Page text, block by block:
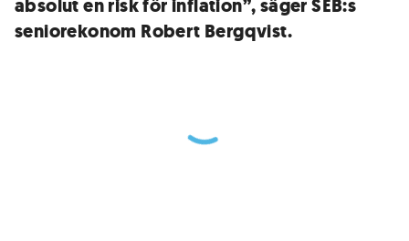
absolut en risk för inflation”, säger SEB:s
seniorekonom Robert Bergqvist.